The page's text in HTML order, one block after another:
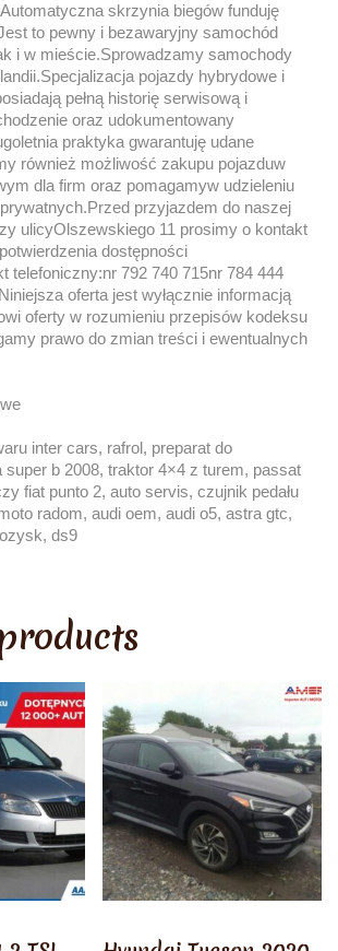
skrzynia biegów funduję
to pewny i bezawaryjny samochód
i w mieście.Sprowadzamy samochody
pojazdy hybrydowe i
pełną historię serwisową i
oraz udokumentowany
praktyka gwarantuję udane
również możliwość zakupu pojazduw
dla firm oraz pomagamyw udzieleniu
przyjazdem do naszej
ulicyOlszewskiego 11 prosimy o kontakt
dostępności
telefoniczny:nr 792 740 715nr 784 444
oferta jest wyłącznie informacją
oferty w rozumieniu przepisów kodeksu
prawo do zmian treści i ewentualnych
inter cars, rafrol, preparat do
b 2008, traktor 4×4 z turem, passat
fiat punto 2, auto servis, czujnik pedału
radom, audi oem, audi o5, astra gtc,
ds9